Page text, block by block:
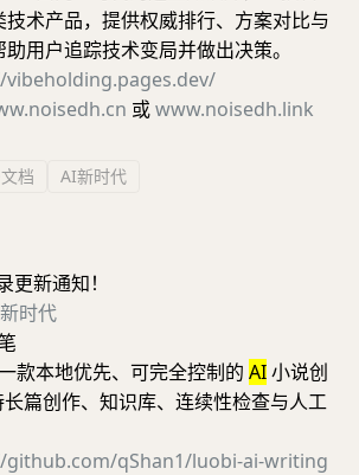
术产品，提供权威排行、方案对比与
用户追踪技术变局并做出决策。
或www.noisedh.link
档 AI新时代
更新通知！
时代
款本地优先、可完全控制的 AI小说创
篇创作、知识库、连续性检查与人工
qShan1/luobi-ai-writing